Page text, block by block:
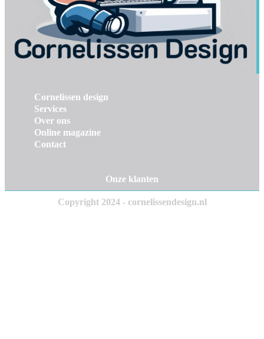
Cornelissen design
Services
Over ons
Online magazine
Contact
Onze klanten
Copyright 2024 - cornelissendesign.nl